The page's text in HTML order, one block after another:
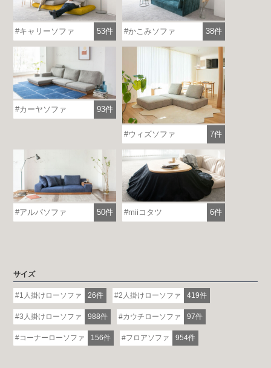
各地で出張ショールームを開催！
この機会にHAREMのソファをお試しくだ
さい。
※一部日時は予約制
詳しくはこちら
キャリーソファ 53件 かこみソファ 38件
カーヤソファ 93件
ウィズソファ 7件
アルバソファ 50件 miiコタツ 6件
サイズ
1人掛けローソファ 26件 2人掛けローソファ 419件
3人掛けローソファ 988件 カウチローソファ 97件
コーナーローソファ 156件 フロアソファ 954件